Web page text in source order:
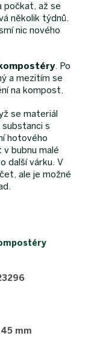
počkat, až se
několik týdnů.
nic nového
. Po
a mezitím se
na kompost.
se materiál
s
hotového
bubnu malé
další várku. V
ale je možné
mm